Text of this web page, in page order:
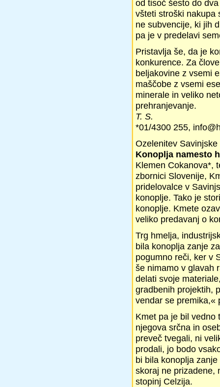
od tisoč šesto do
všteti stroški nakupa
ne subvencije, ki jih
pa je v predelavi
Pristavlja še, da je
konkurence. Za
beljakovine z vsemi
maščobe z vsemi
minerale in veliko
prehranjevanje.
T. S.
*01/4300 255,
Ozelenitev
Konoplja namesto
Klemen Cokanova*,
zbornici Slovenije,
pridelovalce v
konoplje. Tako je
konoplje. Kmete
veliko predavanj o
Trg hmelja,
bila konoplja zanje
pogumno reči, ker v
še nimamo v glavah
delati svoje
gradbenih projektih,
vendar se premika,«
Kmet pa je bil vedno
njegova srčna in
preveč tvegali, ni
prodali, jo bodo
bi bila konoplja
skoraj ne prizadene,
stopinj Celzija.